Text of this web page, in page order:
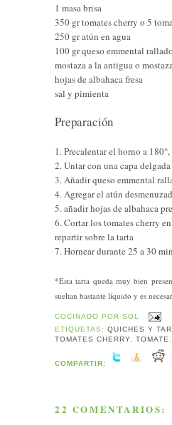
1 masa brisa
350 gr tomates cherry o 5
250 gr atún en agua
100 gr queso emmental rallado
mostaza a la antigua o
hojas de albahaca fresa
sal y pimienta
Preparación
1. Precalentar el horno a
2. Untar con una capa
3. Añadir queso emmental
4. Agregar el atún
5. añadir hojas de albahaca
6. Cortar los tomates cherry
repartir sobre la tarta
7. Hornear durante 25 a 30
*Esta tarta queda muy bien
sueltan bastante líquido y es
COCINADO PORSOL
ETIQUETAS:QUICHES Y
TOMATES CHERRY,TOMATE
COMPARTIR:
22 COMENTARIOS: